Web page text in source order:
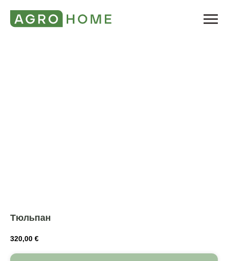
Тюльпан
320,00 €